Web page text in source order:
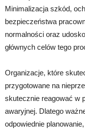
Minimalizacja szkód,
bezpieczeństwa
normalności oraz
głównych celów tego
Organizacje, które
przygotowane na
skutecznie reagować w
awaryjnej. Dlatego
odpowiednie